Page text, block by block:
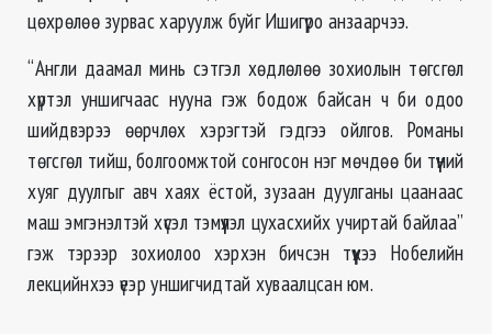
цөхрөлөө зурвас харуулж буйг Ишигүро анзаарчээ.
“Англи даамал минь сэтгэл хөдлөлөө зохиолын төгсгөл
хүртэл уншигчаас нууна гэж бодож байсан ч би одоо
шийдвэрээ өөрчлөх хэрэгтэй гэдгээ ойлгов. Романы
төгсгөл тийш, болгоомжтой сонгосон нэг мөчдөө би түүний
хуяг дуулгыг авч хаях ёстой, зузаан дуулганы цаанаас
маш эмгэнэлтэй хүсэл тэмүүлэл цухасхийх учиртай байлаа”
гэж тэрээр зохиолоо хэрхэн бичсэн түүхээ Нобелийн
лекцийнхээ үеэр уншигчидтай хуваалцсан юм.